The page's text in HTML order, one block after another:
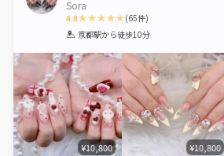
Sora
4.8
1 2 3 4 5
(65件)
京都駅から徒歩10分
¥10,800 ¥10,800